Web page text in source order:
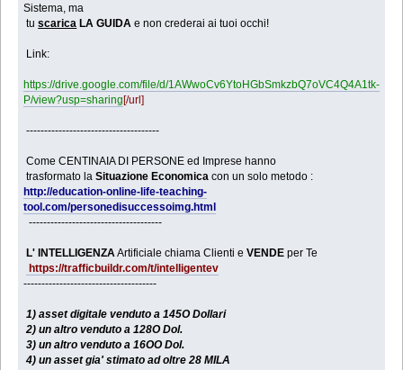
Sistema, ma
tuscarica LA GUIDA e non crederai ai tuoi occhi!
Link:
https://drive.google.com/file/d/1AWwoCv6YtoHGbSmkzbQ7oVC4Q4A1tk-
P/view?usp=sharing[/url]
-------------------------------------
Come CENTINAIA DI PERSONE ed Imprese hanno
trasformato laSituazione Economica con un solo metodo :
http://education-online-life-teaching-
tool.com/personedisuccessoimg.html
-------------------------------------
L' INTELLIGENZA Artificiale chiama Clienti eVENDE per Te
https://trafficbuildr.com/t/intelligentev
-------------------------------------
1) asset digitale venduto a 145O Dollari
2) un altro venduto a 128O Dol.
3) un altro venduto a 16OO Dol.
4) un asset gia' stimato ad oltre 28 MILA